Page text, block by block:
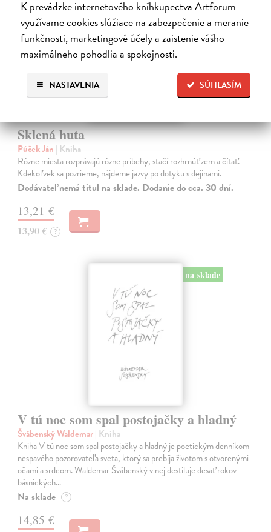
K prevádzke internetového kníhkupectva Artforum
využívame cookies slúžiace na zabezpečenie a meranie
funkčnosti, marketingové účely a zaistenie vášho
maximálneho pohodlia a spokojnosti.
SÚHLASÍM
NASTAVENIA
Sklená huta
Púček Ján | Kniha
Rôzne miesta rozprávajú rôzne príbehy, stačí rozhrnúť zem a čítať.
Kdekoľvek sa pozrieme, nájdeme jazvy po dotyku s dejinami.
Dodávateľ nemá titul na sklade. Dodanie do cca. 30 dní.
13,21 €
13,90 € ?
na sklade
V tú noc som spal postojačky a hladný
Švábenský Waldemar| Kniha
Kniha V tú noc som spal postojačky a hladný je poetickým denníkom
nespavého pozorovateľa sveta, ktorý sa prebíja životom s otvorenými
očami a srdcom. Waldemar Švábenský v nej destiluje desať rokov
básnických…
Na sklade ?
14,85 €